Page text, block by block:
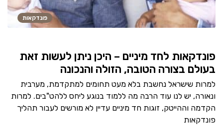
פונדקאות
פונדקאות לחד מיניים – היכן ניתן לעשות זאת
בעולם בצורה הטובה, הזולה והנכונה
למרות שישראל נחשבת בלא מעט תחומים למתקדמת, מערבית
ונאורה, יש לנו עוד הרבה מה ללמוד בנוגע ליחס ללהט"בים. למרות
הקדמה וההייטק, זוגות חד מיניים עדיין לא מורשים לעבור תהליך
פונדקאות